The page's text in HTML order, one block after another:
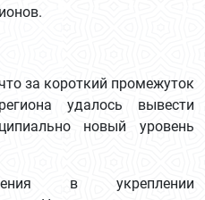
за короткий промежуток
удалось вывести
новый уровень
в укреплении